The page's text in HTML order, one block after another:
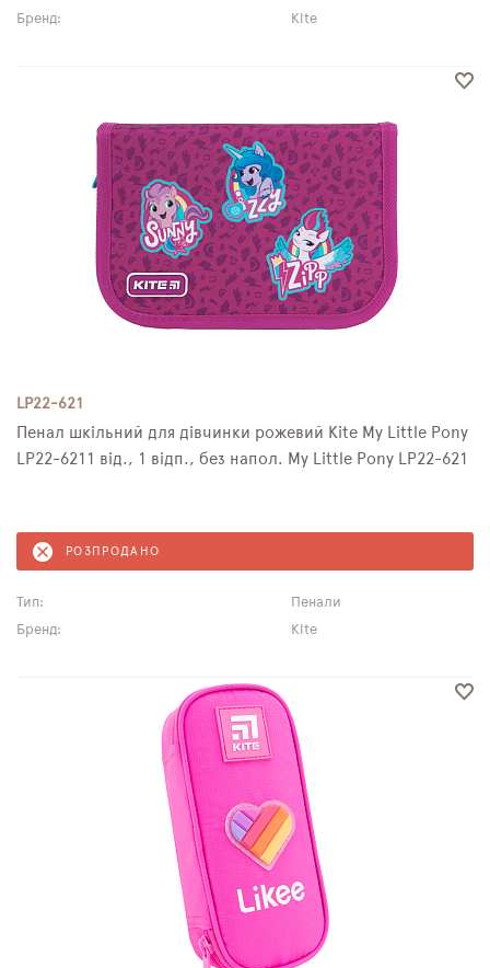
Бренд: Kite
LP22-621
Пенал шкільний для дівчинки рожевий Kite My Little Pony
LP22-6211 від., 1 відп., без напол. My Little Pony LP22-621
РОЗПРОДАНО
Тип:
Пенали
Бренд:
Kite